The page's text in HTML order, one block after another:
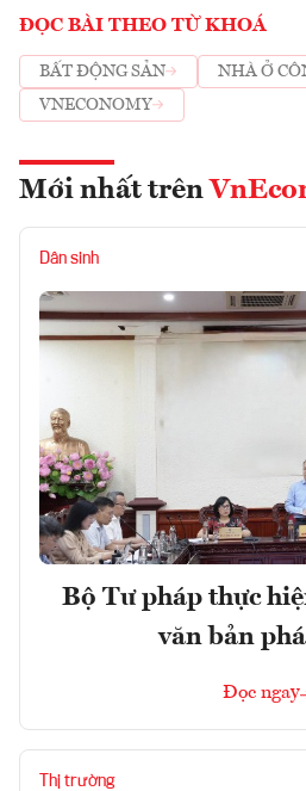
ĐỌC BÀI THEO TỪ KHOÁ
BẤT ĐỘNG SẢN
NHÀ Ở
VNECONOMY
Mới nhất trên
Dân sinh
Bộ Tư pháp thực
văn bản
Đọc ngay
Thị trường